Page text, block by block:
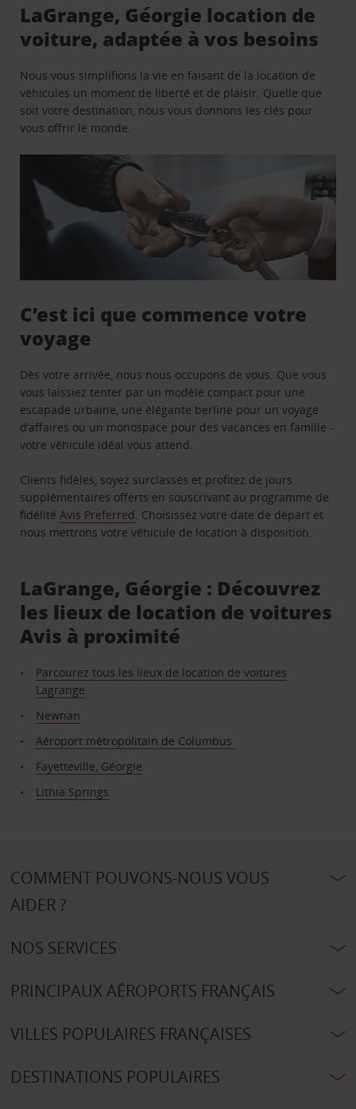
LaGrange, Géorgie location de
voiture, adaptée à vos besoins
Nous vous simplifions la vie en faisant de la location de
véhicules un moment de liberté et de plaisir. Quelle que
soit votre destination, nous vous donnons les clés pour
vous offrir le monde.
C’est ici que commence votre
voyage
Dès votre arrivée, nous nous occupons de vous. Que vous
vous laissiez tenter par un modèle compact pour une
escapade urbaine, une élégante berline pour un voyage
d’affaires ou un monospace pour des vacances en famille -
votre véhicule idéal vous attend.
Clients fidèles, soyez surclassés et profitez de jours
supplémentaires offerts en souscrivant au programme de
fidélitéAvis Preferred. Choisissez votre date de départ et
nous mettrons votre véhicule de location à disposition.
LaGrange, Géorgie : Découvrez
les lieux de location de voitures
Avis à proximité
Parcourez tous les lieux de location de voitures
Lagrange
Newnan
Aéroport métropolitain de Columbus
Fayetteville, Géorgie
Lithia Springs
COMMENT POUVONS-NOUS VOUS
AIDER ?
NOS SERVICES
PRINCIPAUX AÉROPORTS FRANÇAIS
VILLES POPULAIRES FRANÇAISES
DESTINATIONS POPULAIRES